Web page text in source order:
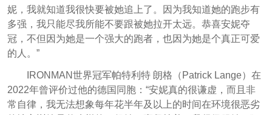
妮，我就知道我很快要被她追上了。因为我知道她的跑步有
多强，我只能尽我所能不要跟被她拉开太远。恭喜安妮夺
冠，不但因为她是一个强大的跑者，也因为她是个真正可爱
的人。 ”
IRONMAN世界冠军帕特利特 朗格（ Patrick Lange）在
2022年曾评价过他的德国同胞：“安妮真的很谦虚，而且非
常自律，我无法想象每年花半年及以上的时间在环境很恶劣